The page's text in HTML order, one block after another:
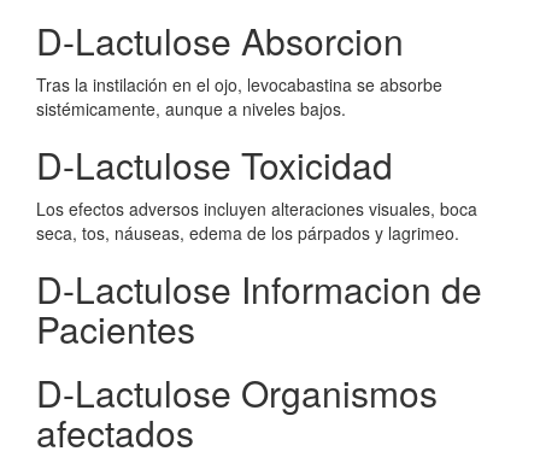
D-Lactulose Absorcion
Tras la instilación en el ojo, levocabastina se absorbe
sistémicamente, aunque a niveles bajos.
D-Lactulose Toxicidad
Los efectos adversos incluyen alteraciones visuales, boca
seca, tos, náuseas, edema de los párpados y lagrimeo.
D-Lactulose Informacion de
Pacientes
D-Lactulose Organismos
afectados